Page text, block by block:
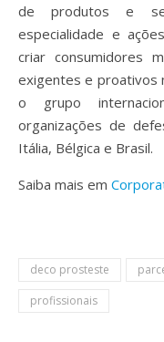
de produtos e
especialidade e
criar consumidores
exigentes e proativos
o grupo
organizações de
Itália, Bélgica e Brasil.
Saiba mais em
deco prosteste
profissionais